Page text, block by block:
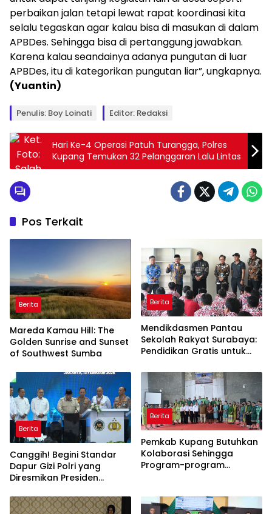
perbaikan jalan tetapi lewat rapat koordinasi kita
selalu tegaskan agar kalau bisa di masukan di dalam
APBDes. Sehingga bisa di pertanggung jawabkan.
Karena kalau seandainya adanya pungutan di luar
APBDes, itu di kategorikan pungutan liar”, ungkapnya.
(Yuantin)
Penulis: Boy Loinati Editor: Redaksi
Hari Ke-4 Operasi Patuh Turangga, Polres
Kupang Temukan 32 Pelanggaran Lalu Lintas
Pos Terkait
Berita
Mareda Kamau Hill: The
Golden Sunrise and Sunset
of Southwest Sumba
Berita
Mendikdasmen Pantau
Sekolah Rakyat Surabaya:
Pendidikan Gratis untuk
Berita
Canggih! Begini Standar
Dapur Gizi Polri yang
Diresmikan Presiden
Berita
Pemkab Kupang Butuhkan
Kolaborasi Sehingga
Program-program